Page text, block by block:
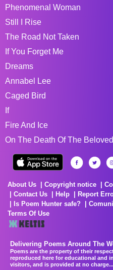
Phenomenal Woman
Still I Rise
The Road Not Taken
If You Forget Me
Dreams
Annabel Lee
Caged Bird
If
Fire And Ice
On The Death Of The Beloved
About Us Copyright notice
Contact Us
Help Report
Is Poem Hunter safe?
Terms Of Use
Delivering Poems Around The
Poems are the property of their
reproduced here for educational and
visitors, and is provided at no charge...